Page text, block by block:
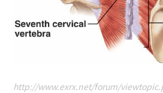
http://www.exrx.net/forum/